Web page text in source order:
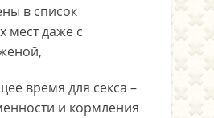
в список
мест даже с
время для секса –
и кормления